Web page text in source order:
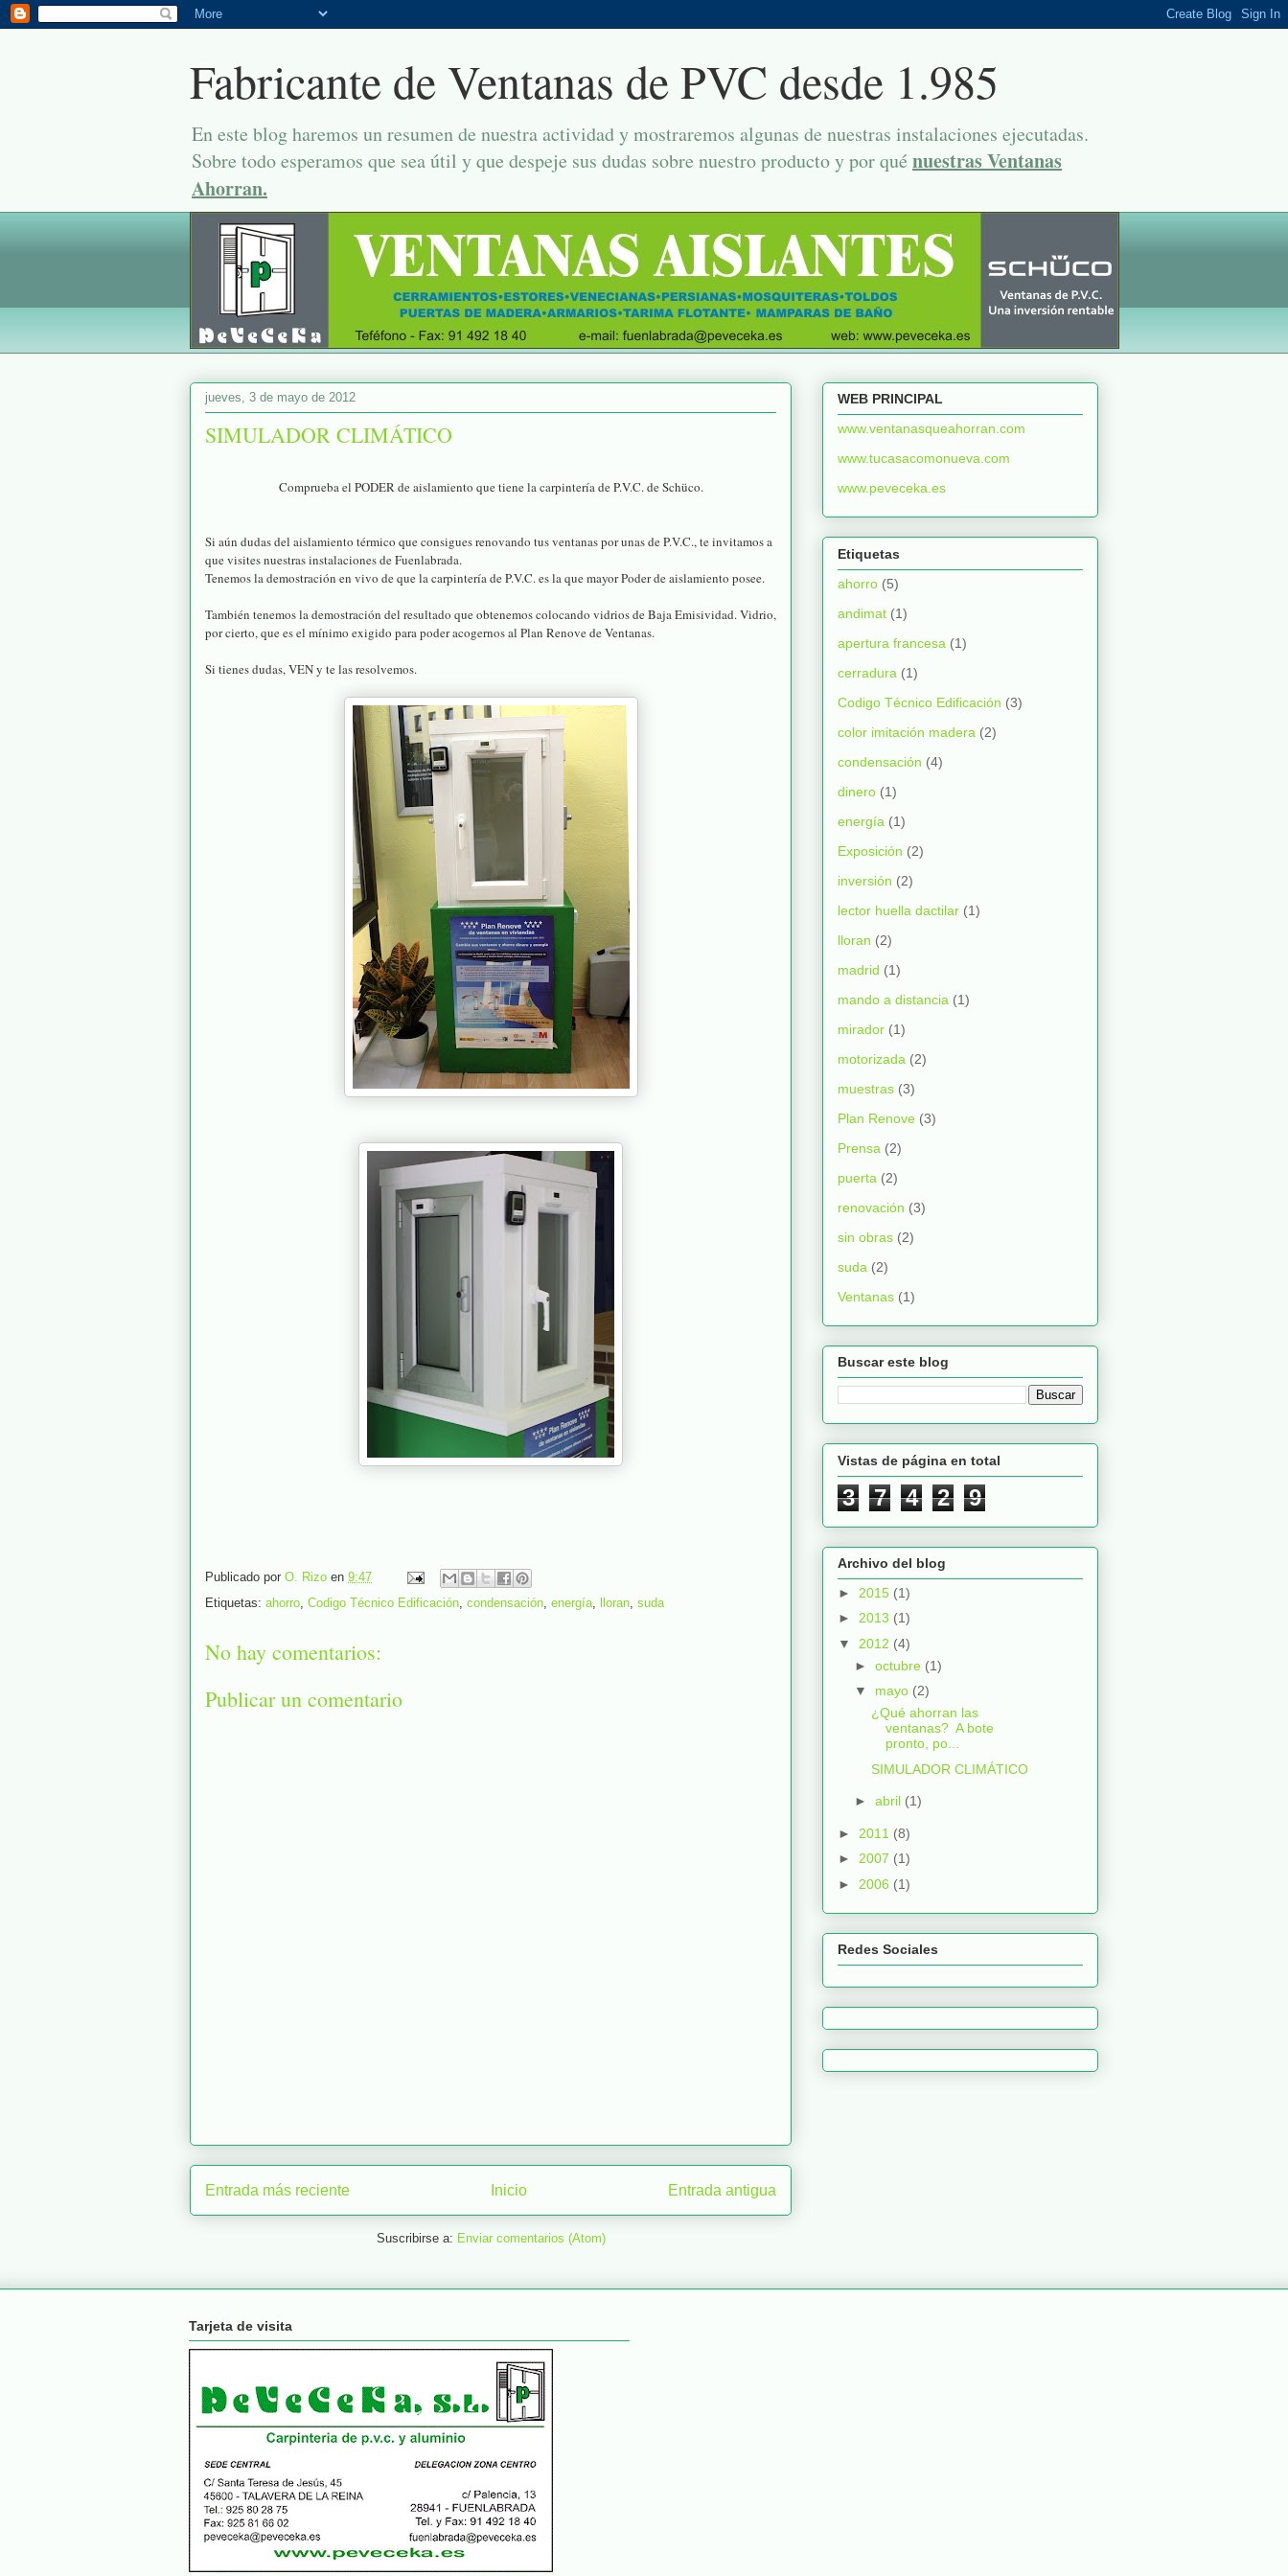
Fabricante de Ventanas de PVC desde 1.985
En este blog haremos un resumen de nuestra actividad y mostraremos algunas de nuestras instalaciones ejecutadas.
Sobre todo esperamos que sea útil y que despeje sus dudas sobre nuestro producto y por qué nuestras Ventanas
Ahorran.
jueves, 3 de mayo de 2012
SIMULADOR CLIMÁTICO
Comprueba el PODER de aislamiento que tiene la carpintería de P.V.C. de Schüco.
Si aún dudas del aislamiento térmico que consigues renovando tus ventanas por unas de P.V.C., te invitamos a
que visites nuestras instalaciones de Fuenlabrada.
Tenemos la demostración en vivo de que la carpintería de P.V.C. es la que mayor Poder de aislamiento posee.
También tenemos la demostración del resultado que obtenemos colocando vidrios de Baja Emisividad. Vidrio,
por cierto, que es el mínimo exigido para poder acogernos al Plan Renove de Ventanas.
Si tienes dudas, VEN y te las resolvemos.
Publicado por O. Rizo en 9:47
Etiquetas: ahorro, Codigo Técnico Edificación, condensación, energía, lloran, suda
No hay comentarios:
Publicar un comentario
Entrada más reciente Entrada antigua
Inicio
Suscribirse a: Enviar comentarios (Atom)
WEB PRINCIPAL
www.ventanasqueahorran.com
www.tucasacomonueva.com
www.peveceka.es
Etiquetas
ahorro (5)
andimat (1)
apertura francesa (1)
cerradura (1)
Codigo Técnico Edificación (3)
color imitación madera (2)
condensación (4)
dinero (1)
energía (1)
Exposición (2)
inversión (2)
lector huella dactilar (1)
lloran (2)
madrid (1)
mando a distancia (1)
mirador (1)
motorizada (2)
muestras (3)
Plan Renove (3)
Prensa (2)
puerta (2)
renovación (3)
sin obras (2)
suda (2)
Ventanas (1)
Buscar este blog
Vistas de página en total
3 7 4 2 9
Archivo del blog
► 2015 (1)
► 2013 (1)
▼ 2012 (4)
► octubre (1)
▼ mayo (2)
¿Qué ahorran las
ventanas? A bote
pronto, po...
SIMULADOR CLIMÁTICO
► abril (1)
► 2011 (8)
► 2007 (1)
► 2006 (1)
Redes Sociales
Tarjeta de visita